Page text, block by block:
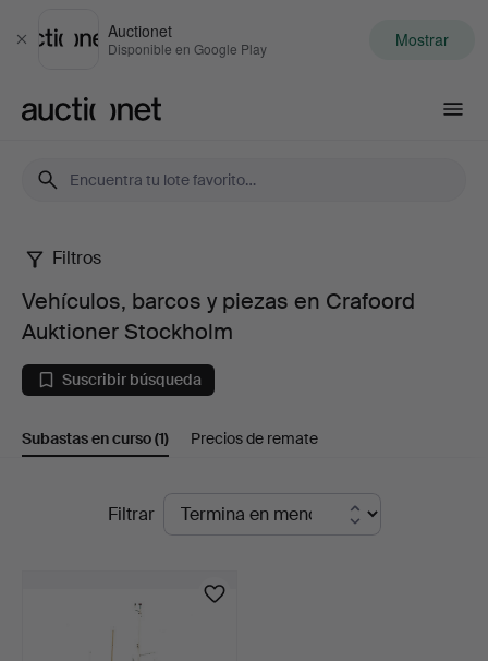
Cerrar
Auctionet
Disponible en Google Play Mostrar
Vehículos,
barcos
piezas
Crafoord
Stockholm
Filtros
Vehículos, barcos y piezas en Crafoord
Auktioner Stockholm
Suscribir búsqueda
Subastas en curso(1) Precios de remate
SubastasFiltrar